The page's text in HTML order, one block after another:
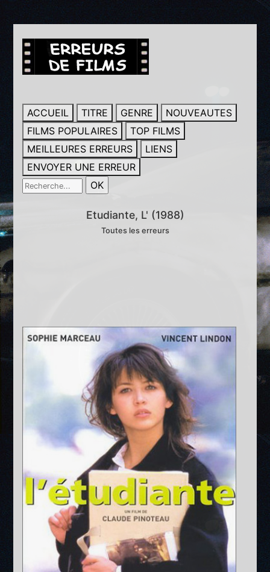
ACCUEIL TITRE GENRE
NOUVEAUTES
FILMS POPULAIRES
TOP FILMS
MEILLEURES ERREURS
LIENS
ENVOYER UNE ERREUR
Etudiante, L' (1988)
Toutes les erreurs